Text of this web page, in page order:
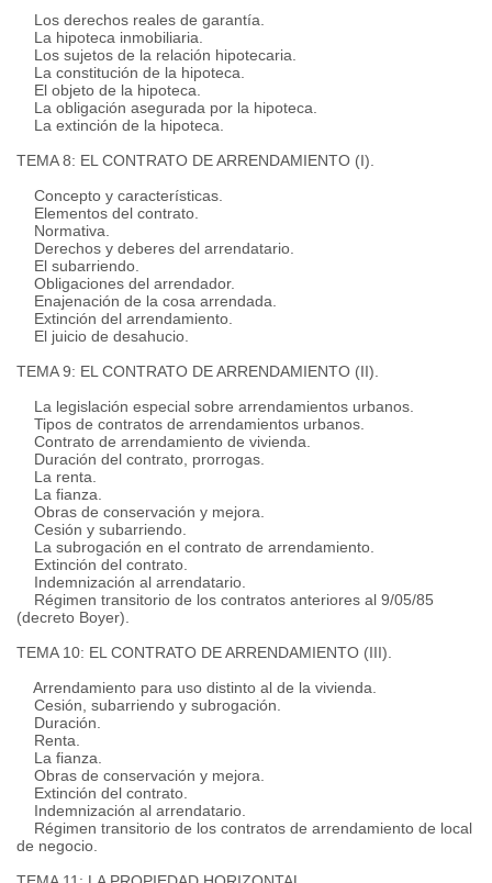
Los derechos reales de garantía.
La hipoteca inmobiliaria.
Los sujetos de la relación hipotecaria.
La constitución de la hipoteca.
El objeto de la hipoteca.
La obligación asegurada por la hipoteca.
La extinción de la hipoteca.
TEMA 8: EL CONTRATO DE ARRENDAMIENTO (I).
Concepto y características.
Elementos del contrato.
Normativa.
Derechos y deberes del arrendatario.
El subarriendo.
Obligaciones del arrendador.
Enajenación de la cosa arrendada.
Extinción del arrendamiento.
El juicio de desahucio.
TEMA 9: EL CONTRATO DE ARRENDAMIENTO (II).
La legislación especial sobre arrendamientos urbanos.
Tipos de contratos de arrendamientos urbanos.
Contrato de arrendamiento de vivienda.
Duración del contrato, prorrogas.
La renta.
La fianza.
Obras de conservación y mejora.
Cesión y subarriendo.
La subrogación en el contrato de arrendamiento.
Extinción del contrato.
Indemnización al arrendatario.
Régimen transitorio de los contratos anteriores al 9/05/85
(decreto Boyer).
TEMA 10: EL CONTRATO DE ARRENDAMIENTO (III).
Arrendamiento para uso distinto al de la vivienda.
Cesión, subarriendo y subrogación.
Duración.
Renta.
La fianza.
Obras de conservación y mejora.
Extinción del contrato.
Indemnización al arrendatario.
Régimen transitorio de los contratos de arrendamiento de local
de negocio.